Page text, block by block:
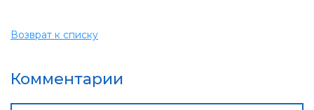
Возврат к списку
Комментарии